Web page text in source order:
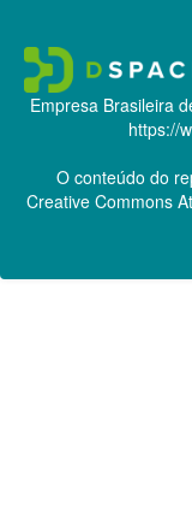
Empresa Brasileira
https://
O conteúdo do
Creative Commons